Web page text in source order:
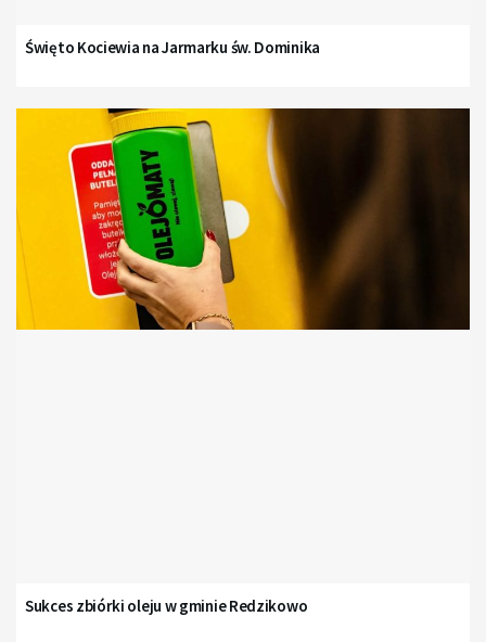
Święto Kociewia na Jarmarku św. Dominika
Sukces zbiórki oleju w gminie Redzikowo